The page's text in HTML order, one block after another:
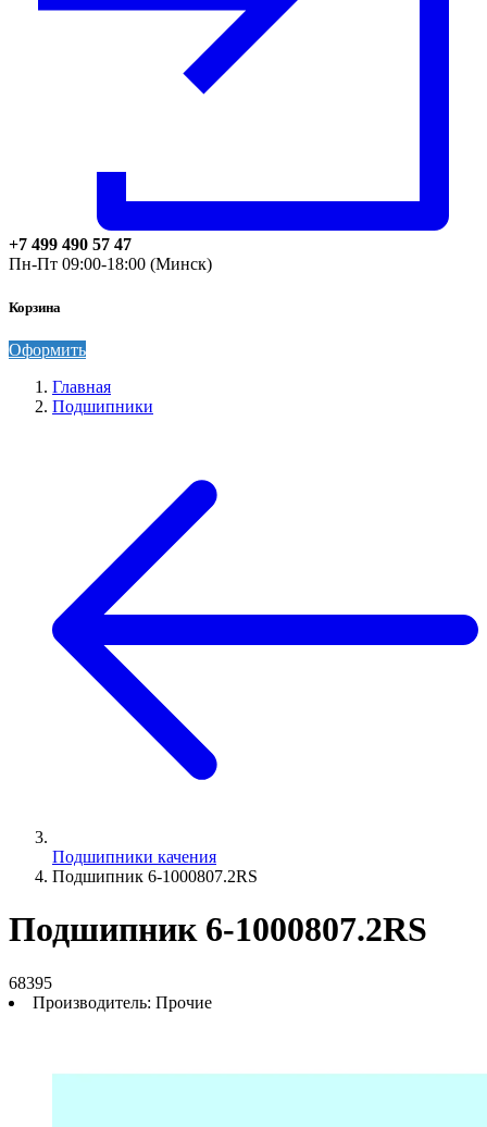
+7 499 490 57 47
Пн-Пт 09:00-18:00 (Минск)
Корзина
Оформить
Главная
Подшипники
Подшипники качения
Подшипник 6-1000807.2RS
Подшипник 6-1000807.2RS
68395
Производитель: Прочие